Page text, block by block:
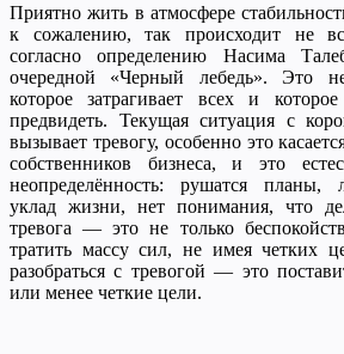
Приятно жить в атмосфере
к сожалению, так происходит не
согласно определению Насима
очередной «Черный лебедь». Это
которое затрагивает всех и
предвидеть. Текущая ситуация с
вызывает тревогу, особенно это
собственников бизнеса, и это
неопределённость: рушатся планы,
уклад жизни, нет понимания, что
тревога — это не только
тратить массу сил, не имея четких
разобраться с тревогой — это
или менее четкие цели.